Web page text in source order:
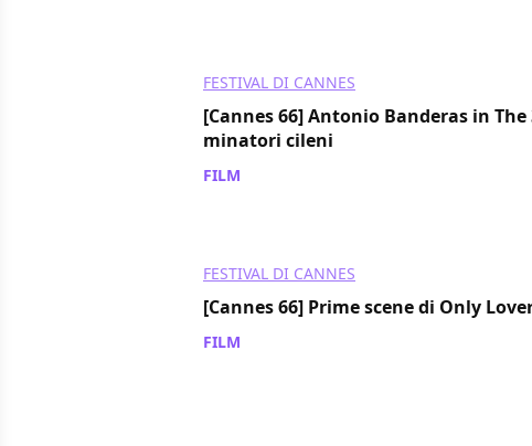
FESTIVAL DI CANNES
[Cannes 66] Antonio Banderas in
minatori cileni
FILM
FESTIVAL DI CANNES
[Cannes 66] Prime scene di Only
FILM